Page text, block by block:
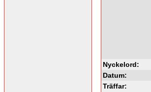
Nyckelord:
Datum:
Träffar: